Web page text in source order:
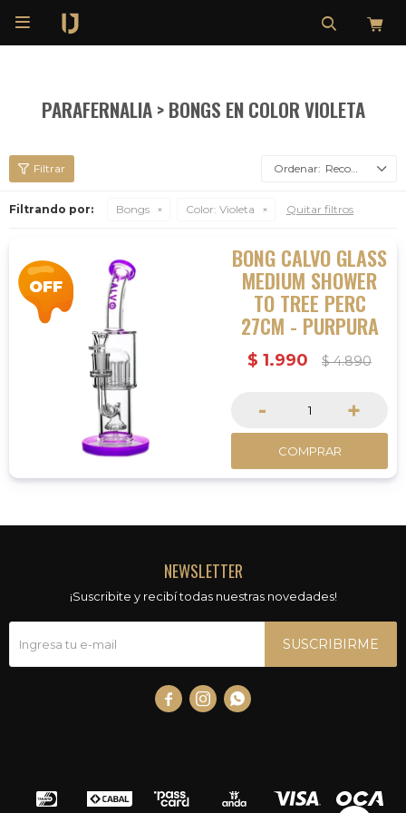

PARAFERNALIA > BONGS EN COLOR VIOLETA
Recomendados
Filtrando por: Bongs Color: Violeta Quitar filtros
BONG CALVO GLASS
MEDIUM SHOWER
TO TREE PERC
27CM - PURPURA
$ 1.990 $ 4.890
- +
COMPRAR
NEWSLETTER
¡Suscribite y recibí todas nuestras novedades!
SUSCRIBIRME
  